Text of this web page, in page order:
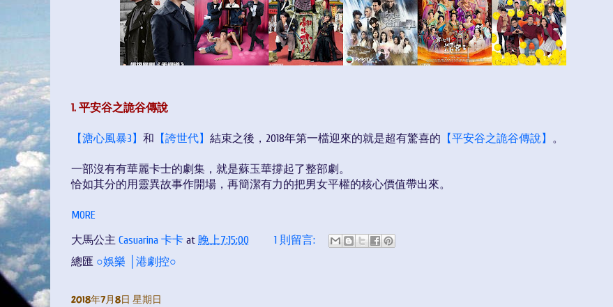
1. 平安谷之詭谷傳說
【溏心風暴3】 和 【誇世代】 結束之後，2018年第一檔迎來的就是超有驚喜的 【平安谷之詭谷傳說】 。
一部沒有有華麗卡士的劇集，就是蘇玉華撐起了整部劇。
恰如其分的用靈異故事作開場，再簡潔有力的把男女平權的核心價值帶出來。
MORE
大馬公主 Casuarina 卡卡 at 晚上7:15:00
1 則留言:
總匯 ○娛樂 │港劇控○
2018年7月8日 星期日